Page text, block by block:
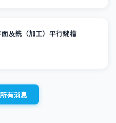
及銑（加工）平行鍵槽
有消息